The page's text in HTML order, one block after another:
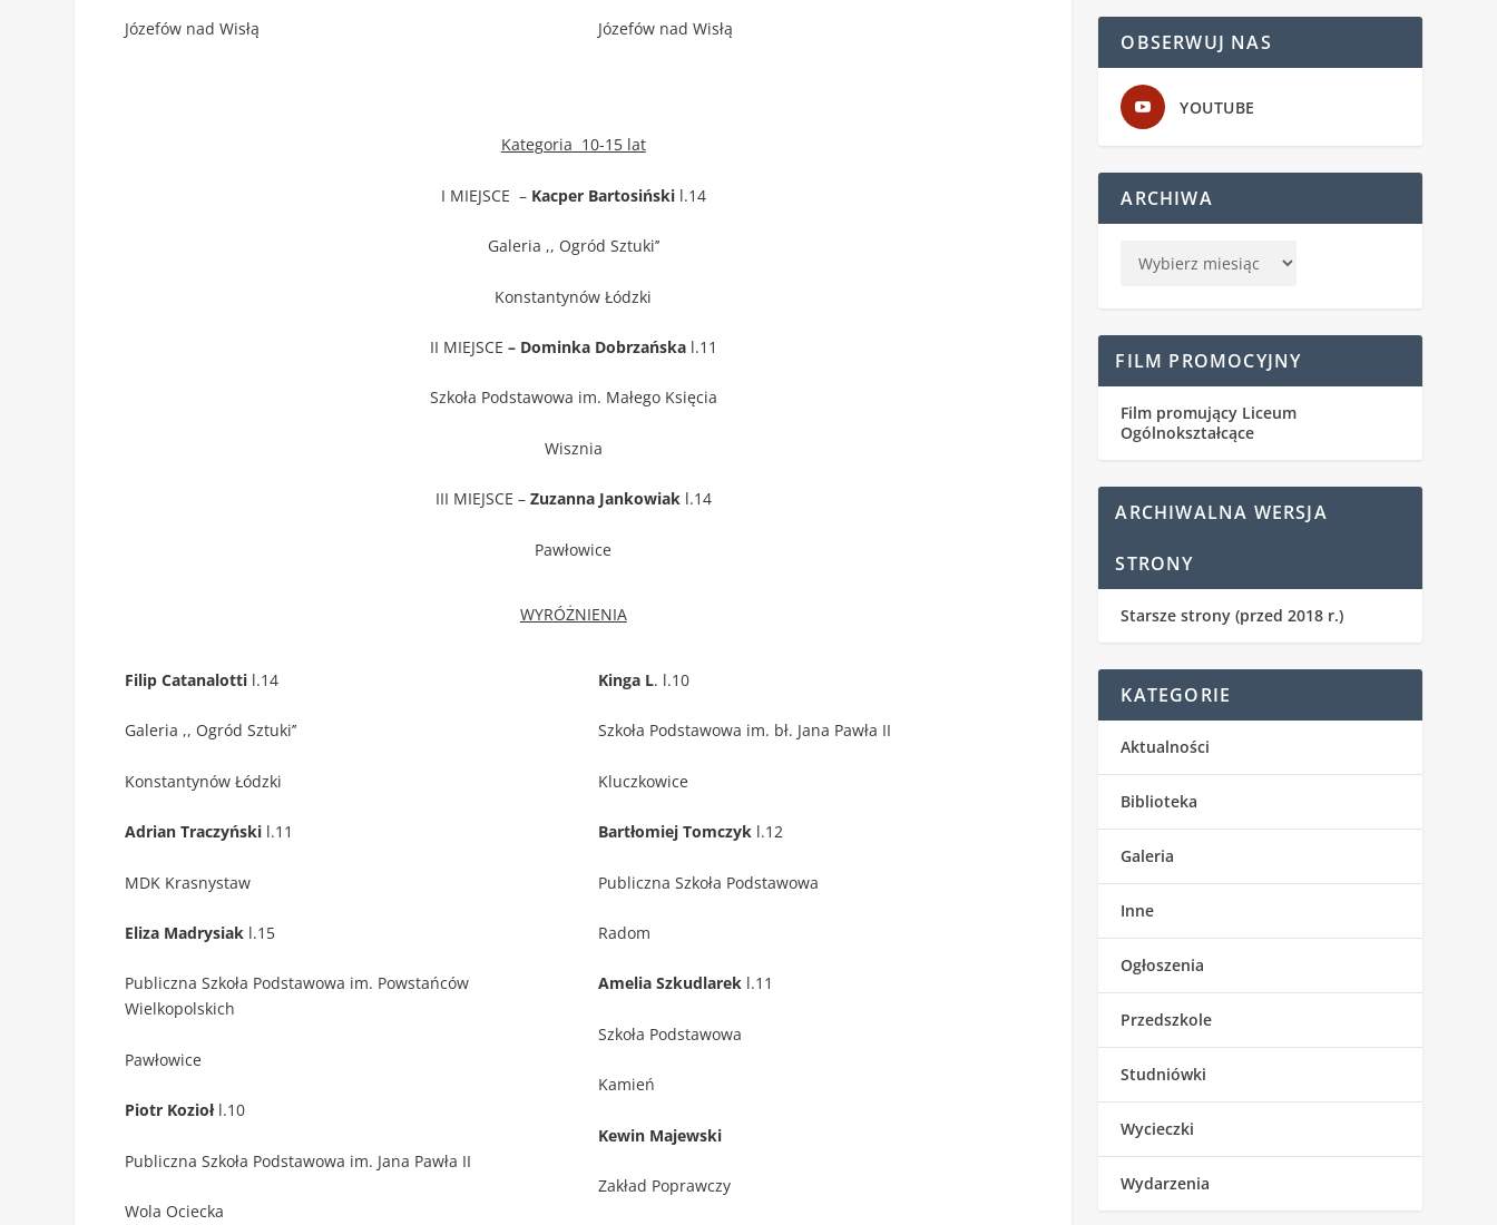
Józefów nad Wisłą Józefów nad Wisłą
Kategoria 10-15 lat
I MIEJSCE –Kacper Bartosińskil.14
Galeria ,, Ogród Sztuki’’
Konstantynów Łódzki
II MIEJSCE – Dominka Dobrzańskal.11
Szkoła Podstawowa im. Małego Księcia
Wisznia
III MIEJSCE – Zuzanna Jankowiak l.14
Pawłowice
WYRÓŻNIENIA
Filip Catanalottil.14
Galeria ,, Ogród Sztuki’’
Konstantynów Łódzki
Adrian Traczyńskil.11
MDK Krasnystaw
Eliza Madrysiakl.15
Publiczna Szkoła Podstawowa im. Powstańców
Wielkopolskich
Pawłowice
Piotr Koziołl.10
Publiczna Szkoła Podstawowa im. Jana Pawła II
Wola Ociecka
Kinga L. l.10
Szkoła Podstawowa im. bł. Jana Pawła II
Kluczkowice
Bartłomiej Tomczykl.12
Publiczna Szkoła Podstawowa
Radom
Amelia Szkudlarekl.11
Szkoła Podstawowa
Kamień
Kewin Majewski
Zakład Poprawczy
OBSERWUJ NAS
YOUTUBE
ARCHIWA
FILM PROMOCYJNY
Film promujący Liceum
Ogólnokształcące
ARCHIWALNA WERSJA
STRONY
Starsze strony (przed 2018 r.)
KATEGORIE
Aktualności
Biblioteka
Galeria
Inne
Ogłoszenia
Przedszkole
Studniówki
Wycieczki
Wydarzenia